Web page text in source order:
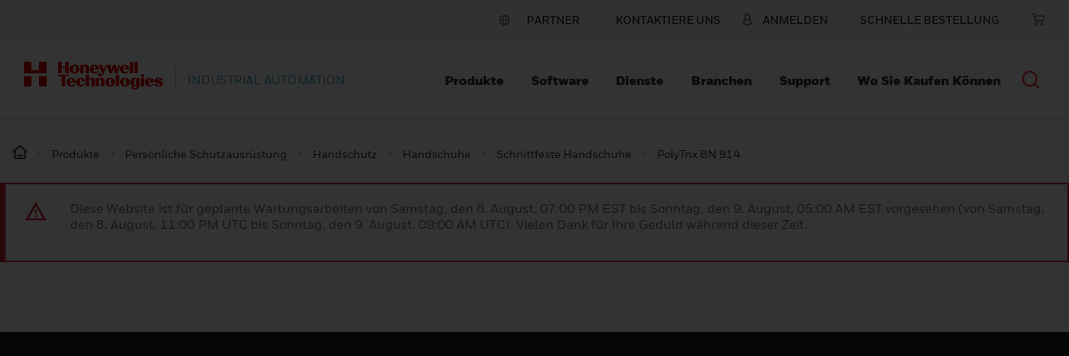
PARTNER KONTAKTIERE UNS ANMELDEN SCHNELLE BESTELLUNG
INDUSTRIAL AUTOMATION Produkte Software Dienste Branchen Support Wo Sie Kaufen Können
Produkte Persönliche Schutzausrüstung Handschutz Handschuhe Schnittfeste Handschuhe PolyTrix BN 914
Diese Website ist für geplante Wartungsarbeiten von Samstag, den 8. August, 07:00 PM EST bis Sonntag, den 9. August, 05:00 AM EST vorgesehen (von Samstag,
den 8. August, 11:00 PM UTC bis Sonntag, den 9. August, 09:00 AM UTC). Vielen Dank für Ihre Geduld während dieser Zeit.